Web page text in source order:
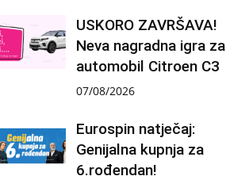
USKORO ZAVRŠAVA!
Neva nagradna igra za
automobil Citroen C3
07/08/2026
Eurospin natječaj:
Genijalna kupnja za
6.rođendan!